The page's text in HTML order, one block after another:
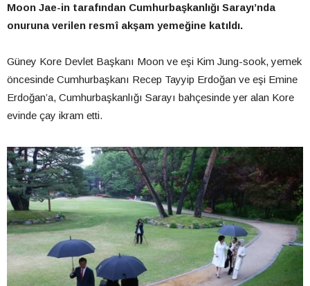
Moon Jae-in tarafından Cumhurbaşkanlığı Sarayı’nda
onuruna verilen resmî akşam yemeğine katıldı.
Güney Kore Devlet Başkanı Moon ve eşi Kim Jung-sook, yemek
öncesinde Cumhurbaşkanı Recep Tayyip Erdoğan ve eşi Emine
Erdoğan’a, Cumhurbaşkanlığı Sarayı bahçesinde yer alan Kore
evinde çay ikram etti.